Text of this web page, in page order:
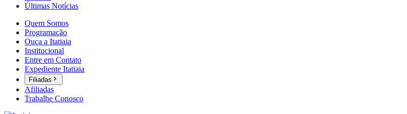
Últimas Notícias
Quem Somos
Programação
Ouça a Itatiaia
Institucional
Entre em Contato
Expediente Itatiaia
Filiadas
Afiliadas
Trabalhe Conosco